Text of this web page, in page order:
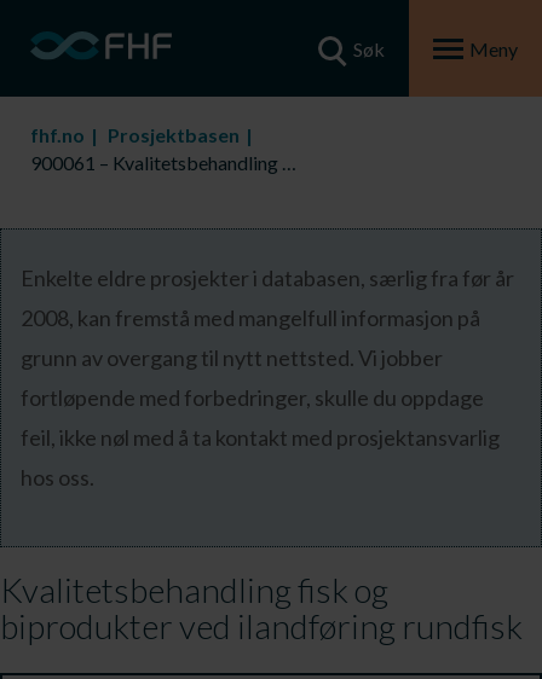
Søk Meny
fhf.no
Prosjektbasen
900061 – Kvalitetsbehandling fisk og biprodukter ved ilandføring rundfisk
Enkelte eldre prosjekter i databasen, særlig fra før år
2008, kan fremstå med mangelfull informasjon på
grunn av overgang til nytt nettsted. Vi jobber
fortløpende med forbedringer, skulle du oppdage
feil, ikke nøl med å ta kontakt med prosjektansvarlig
hos oss.
Kvalitetsbehandling fisk og
biprodukter ved ilandføring rundfisk